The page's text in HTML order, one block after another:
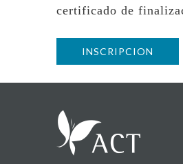
certificado de
INSCRIPCION